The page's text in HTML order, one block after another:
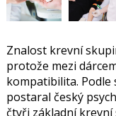
Znalost krevní
protože mezi
kompatibilita. Podle
postaral český
čtyři základní krevní